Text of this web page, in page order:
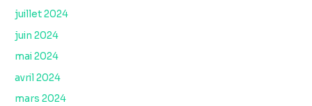
juillet 2024
juin 2024
mai 2024
avril 2024
mars 2024